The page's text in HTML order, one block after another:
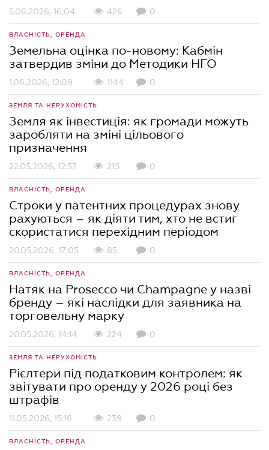
5.06.2026, 16:04 426 0
ВЛАСНІСТЬ, ОРЕНДА
Земельна оцінка по-новому: Кабмін
затвердив зміни до Методики НГО
1.06.2026, 12:09 1144 0
ЗЕМЛЯ ТА НЕРУХОМІСТЬ
Земля як інвестиція: як громади можуть
заробляти на зміні цільового
призначення
22.05.2026, 12:37 215 0
ВЛАСНІСТЬ, ОРЕНДА
Строки у патентних процедурах знову
рахуються – як діяти тим, хто не встиг
скористатися перехідним періодом
20.05.2026, 17:05 85 0
ВЛАСНІСТЬ, ОРЕНДА
Натяк на Prosecco чи Champagne у назві
бренду – які наслідки для заявника на
торговельну марку
20.05.2026, 14:14 224 0
ЗЕМЛЯ ТА НЕРУХОМІСТЬ
Рієлтери під податковим контролем: як
звітувати про оренду у 2026 році без
штрафів
11.05.2026, 15:16 239 0
ВЛАСНІСТЬ, ОРЕНДА